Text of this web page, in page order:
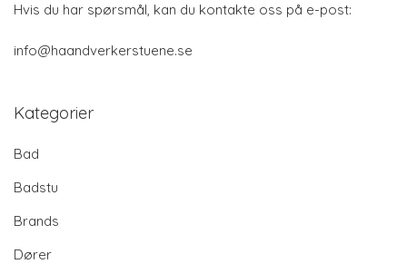
Hvis du har spørsmål, kan du kontakte oss på e-post:
info@haandverkerstuene.se
Kategorier
Bad
Badstu
Brands
Dører